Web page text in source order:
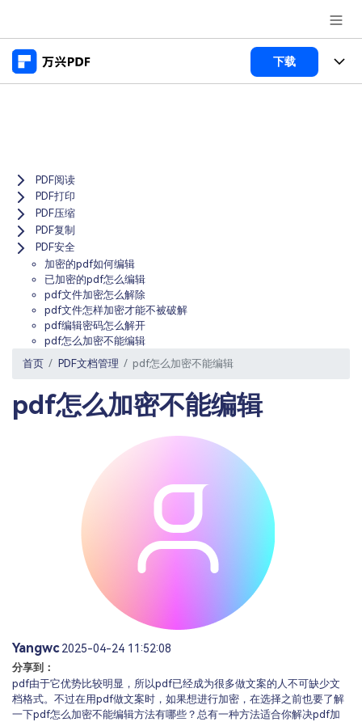
推荐产品
关于万兴
加入我们
帮助中心
客服热线：
下载
万兴PDF Windows版
万兴PDF Mac版
移动端
万兴PDF 安卓版
万兴PDF iOS版
PDF开发工具
万兴PDF SDK
申请试用
PDF新功能
PDF编辑器
PDF合并工具
PDF转换器
PDF加密
PDF文件压缩
PDF签名
商业合作
学校&教育
企业采购
经销商招募
帮助中心
产品支持
用户指南
常见问题
下载中心
登录
PDF阅读
PDF打印
PDF压缩
PDF复制
PDF安全
加密的pdf如何编辑
已加密的pdf怎么编辑
pdf文件加密怎么解除
pdf文件怎样加密才能不被破解
pdf编辑密码怎么解开
pdf怎么加密不能编辑
首页
PDF文档管理 pdf怎么加密不能编辑
pdf怎么加密不能编辑
Yangwc 2025-04-24 11:52:08
分享到：
pdf由于它优势比较明显，所以pdf已经成为很多做文案的人不可缺少文
档格式。不过在用pdf做文案时，如果想进行加密，在选择之前也要了解
一下pdf怎么加密不能编辑方法有哪些？总有一种方法适合你解决pdf加